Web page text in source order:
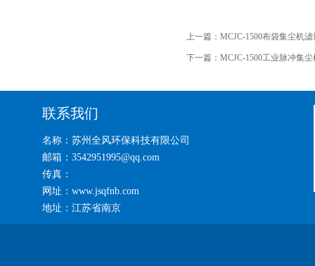
上一篇： MCJC-1500布袋集尘机
下一篇： MCJC-1500工业脉冲集尘
联系我们
名称：苏州全风环保科技有限公司
邮箱：3542951995@qq.com
传真：
网址：www.jsqfnb.com
地址：江苏省南京